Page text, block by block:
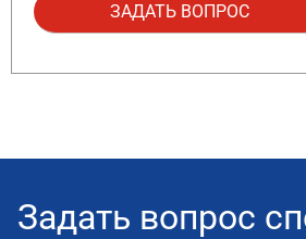
Задать вопрос